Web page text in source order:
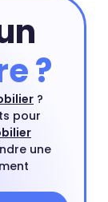
?
?
pour
une